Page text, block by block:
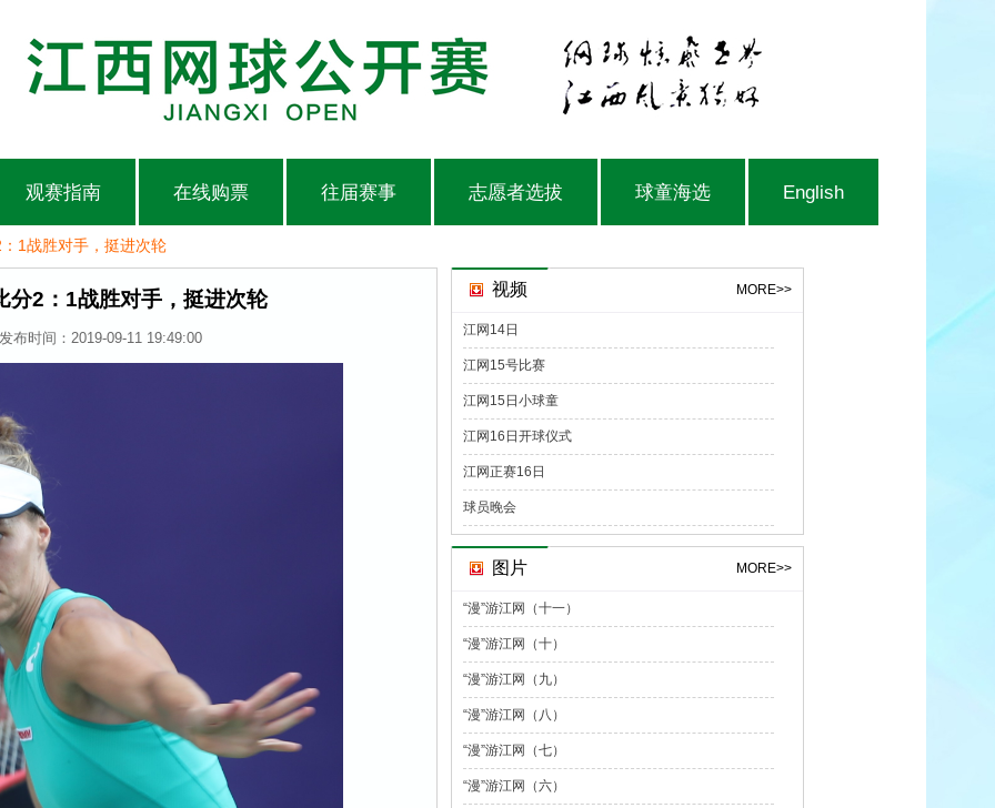
观赛指南 在线购票 往届赛事 志愿者选拔 球童海选 English
1战胜对手，挺进次轮
分2：1战胜对手，挺进次轮
发布时间：2019-09-11 19:49:00
视频 MORE>>
江网14日
江网15号比赛
江网15日小球童
江网16日开球仪式
江网正赛16日
球员晚会
图片 MORE>>
“漫”游江网（十一）
“漫”游江网（十）
“漫”游江网（九）
“漫”游江网（八）
“漫”游江网（七）
“漫”游江网（六）